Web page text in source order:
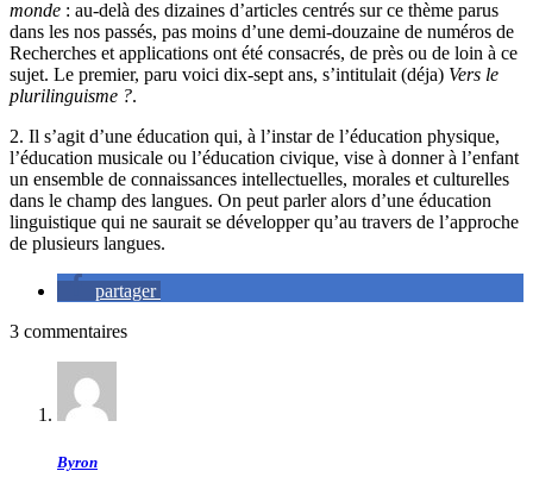
monde : au-delà des dizaines d’articles centrés sur ce thème parus
dans les nos passés, pas moins d’une demi-douzaine de numéros de
Recherches et applications ont été consacrés, de près ou de loin à ce
sujet. Le premier, paru voici dix-sept ans, s’intitulait (déja) Vers le
plurilinguisme ?.
2. Il s’agit d’une éducation qui, à l’instar de l’éducation physique,
l’éducation musicale ou l’éducation civique, vise à donner à l’enfant
un ensemble de connaissances intellectuelles, morales et culturelles
dans le champ des langues. On peut parler alors d’une éducation
linguistique qui ne saurait se développer qu’au travers de l’approche
de plusieurs langues.
partager
3 commentaires
Byron